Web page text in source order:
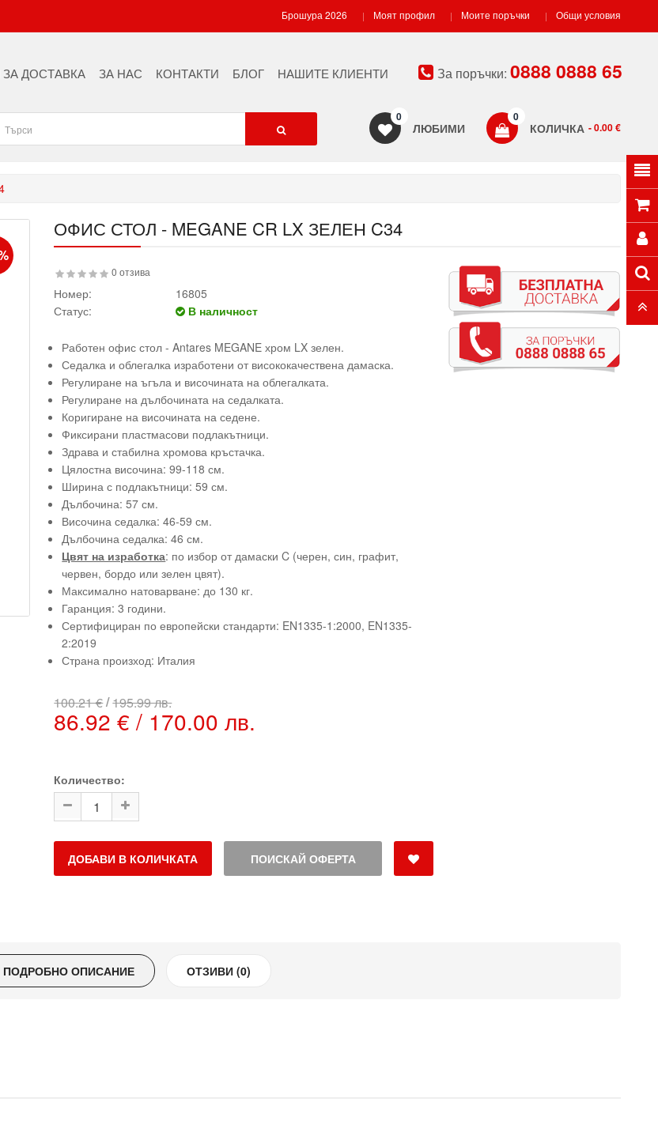
Брошура 2026 Моят профил Моите поръчки Общи условия
ДОСТАВКА ЗА НАС КОНТАКТИ БЛОГ НАШИТЕ КЛИЕНТИ За поръчки: 0888 0888 65
КОЛИЧКА
0
- 0.00 €
ЛЮБИМИ
0
ОФИС СТОЛ - MEGANE CR LX ЗЕЛЕН C34
0 отзива
Номер:
16805
Статус:
В наличност
Работен офис стол - Antares MEGANE хром LX зелен.
Седалка и облегалка изработени от висококачествена дамаска.
Регулиране на ъгъла и височината на облегалката.
Регулиране на дълбочината на седалката.
Коригиране на височината на седене.
Фиксирани пластмасови подлакътници.
Здрава и стабилна хромова кръстачка.
Цялостна височина: 99-118 см.
Ширина с подлакътници: 59 см.
Дълбочина: 57 см.
Височина седалка: 46-59 см.
Дълбочина седалка: 46 см.
Цвят на изработка: по избор от дамаски C (черен, син, графит,
червен, бордо или зелен цвят).
Максимално натоварване: до 130 кг.
Гаранция: 3 години.
Сертифициран по европейски стандарти: EN1335-1:2000, EN1335-
2:2019
Страна произход: Италия
100.21 €/195.99 лв.
86.92 € / 170.00 лв.
Количество:
ДОБАВИ В КОЛИЧКАТА ПОИСКАЙ ОФЕРТА
ПОДРОБНО ОПИСАНИЕ ОТЗИВИ (0)
ОФИС КОНТЕЙНЕРИ